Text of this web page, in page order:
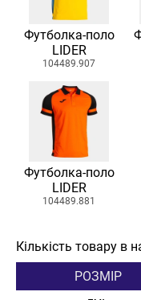
Футболка-поло
LIDER
104489.907
Футболка-поло
LIDER
104489.881
Кількість товару в
РОЗМІР